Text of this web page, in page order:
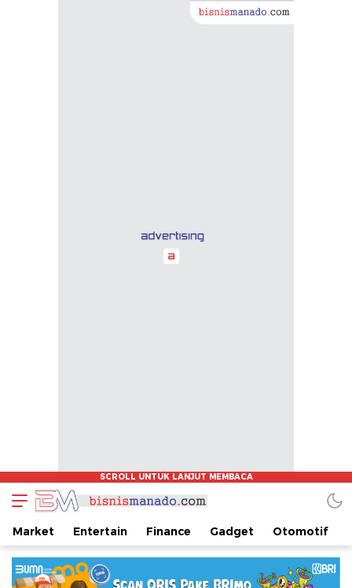
www.bisnismanado.com
Berita Bisnis Sulawesi Utara
Market Entertain Finance Gadget Otomotif